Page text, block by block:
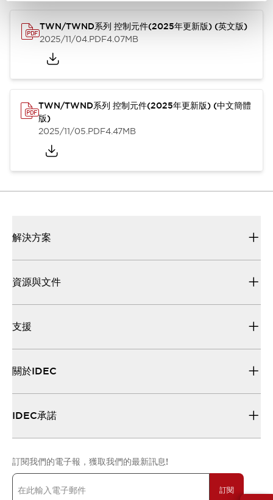
TWN/TWND系列 控制元件(2025年更新版) (英文版)
2025/11/04.PDF4.07MB
TWN/TWND系列 控制元件(2025年更新版) (中文簡體
版)
2025/11/05.PDF4.47MB
解決方案
資源與文件
支援
關於IDEC
IDEC承諾
訂閱我們的電子報，獲取我們的最新訊息!
訂閱